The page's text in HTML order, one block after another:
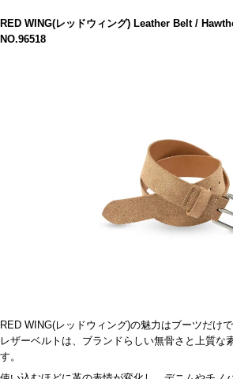
RED WING(レッドウィング) Leather Belt /
NO.96518
RED WING(レッドウィング)の魅力はブーツだけ
レザーベルトは、ブランドらしい無骨さと上質な
す。